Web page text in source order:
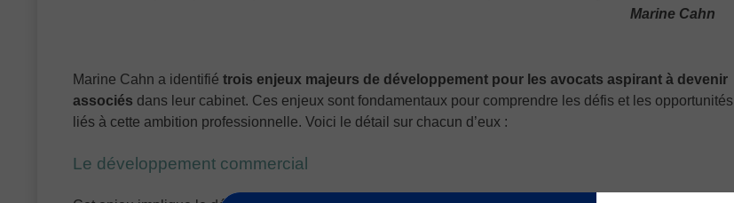
Marine Cahn
Marine Cahn a identifié trois enjeux majeurs de développement pour les avocats aspirant à devenir
associés dans leur cabinet. Ces enjeux sont fondamentaux pour comprendre les défis et les opportunités
liés à cette ambition professionnelle. Voici le détail sur chacun d’eux :
Le développement commercial